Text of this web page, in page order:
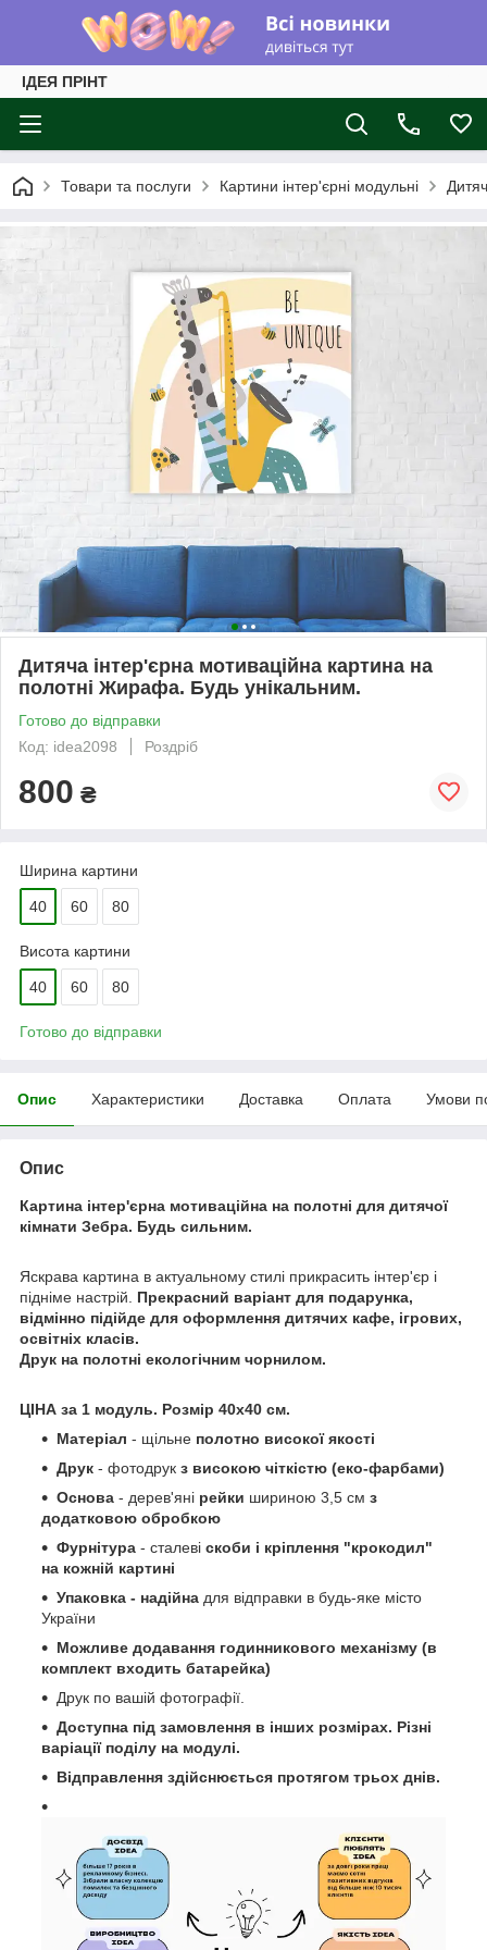
ІДЕЯ ПРІНТ
Товари та послуги Картини інтер'єрні модульні
Дитяча інтер'єрна мотиваційна картина на
полотні Жирафа. Будь унікальним.
Готово до відправки
Код: idea2098
Роздріб
800 ₴
Ширина картини
40 60 80
Висота картини
40 60 80
Готово до відправки
Опис Характеристики Доставка Оплата Умови
Опис
Картина інтер'єрна мотиваційна на полотні для дитячої
кімнати Зебра. Будь сильним.
Яскрава картина в актуальному стилі прикрасить інтер'єр і
підніме настрій. Прекрасний варіант для подарунка,
відмінно підійде для оформлення дитячих кафе, ігрових,
освітніх класів.
Друк на полотні екологічним чорнилом.
ЦІНА за 1 модуль. Розмір 40x40 см.
Матеріал - щільне полотно високої якості
Друк - фотодрук з високою чіткістю (еко-фарбами)
Основа - дерев'яні рейки шириною 3,5 см з
додатковою обробкою
Фурнітура - сталеві скоби і кріплення "крокодил"
на кожній картині
Упаковка - надійна для відправки в будь-яке місто
України
Можливе додавання годинникового механізму (в
комплект входить батарейка)
Друк по вашій фотографії.
Доступна під замовлення в інших розмірах. Різні
варіації поділу на модулі.
Відправлення здійснюється протягом трьох днів.